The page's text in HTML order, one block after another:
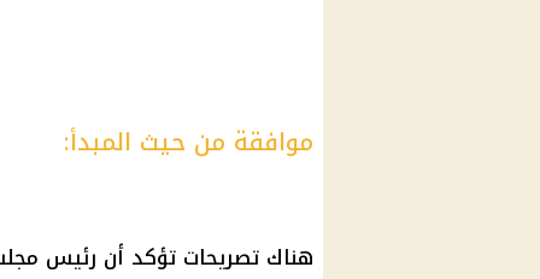
موافقة من حيث المبدأ:
هناك تصريحات تؤكد أن رئيس